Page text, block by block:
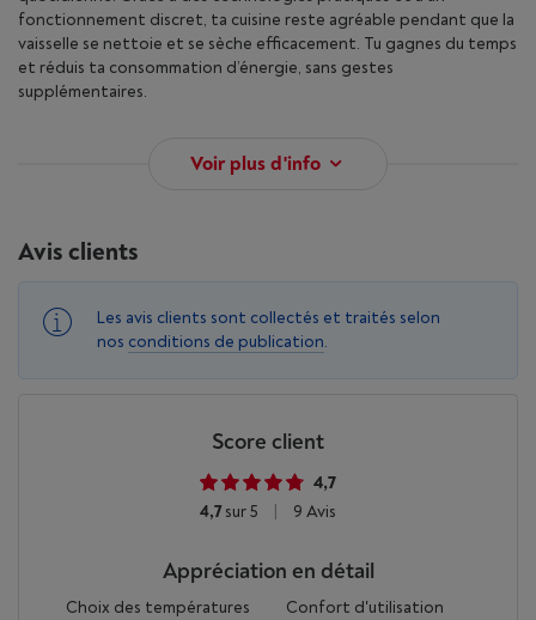
fonctionnement discret, ta cuisine reste agréable pendant que la
vaisselle se nettoie et se sèche efficacement. Tu gagnes du temps
et réduis ta consommation d’énergie, sans gestes
supplémentaires.
Voir plus d'info
Avis clients
Les avis clients sont collectés et traités selon
nos conditions de publication.
Score client
4,7
4,7sur 5 9 Avis
Appréciation en détail
Choix des températures Confort d'utilisation